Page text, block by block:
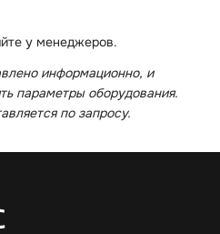
у менеджеров.
информационно, и
параметры оборудования.
по запросу.